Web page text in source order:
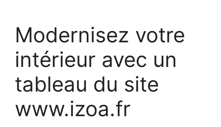
Modernisez votre
intérieur avec un
tableau du site
www.izoa.fr